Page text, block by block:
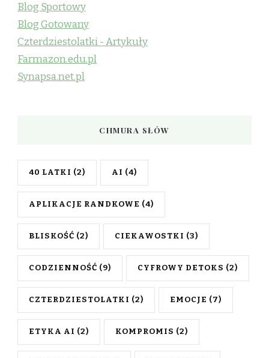
Blog Sportowy
Blog Gotowany
Czterdziestolatki - Artykuły
Farmazon.edu.pl
Synapsa.net.pl
CHMURA SŁÓW
40 LATKI (2) AI (4)
APLIKACJE RANDKOWE (4)
BLISKOŚĆ (2) CIEKAWOSTKI (3)
CODZIENNOŚĆ (9) CYFROWY DETOKS (2)
CZTERDZIESTOLATKI (2) EMOCJE (7)
ETYKA AI (2) KOMPROMIS (2)